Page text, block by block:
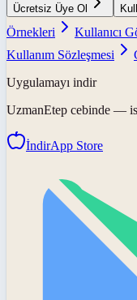
Ücretsiz Üye Ol
Örnekleri
Kullanıcı
Kullanım Sözleşmesi
Uygulamayı indir
UzmanEtep cebinde —
İndirApp Store